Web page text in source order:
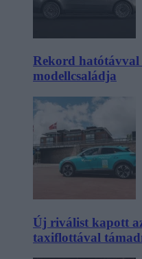
Rekord
modellcsaládja
Új riválist kapott
taxiflottával